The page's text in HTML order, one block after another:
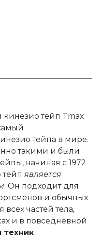
кинезио тейп Tmax
тейпа в мире.
такими и были
начиная с 1972
тейп является
. Он подходит для
и обычных
частей тела,
и в повседневной
техник